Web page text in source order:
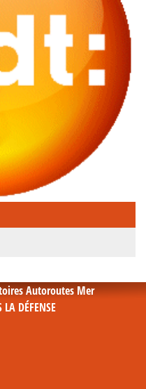
Autoroutes Mer
DÉFENSE